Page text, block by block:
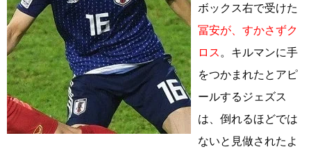
ボックス右で受けた
冨安が、すかさずク
ロス 。キルマンに手
をつかまれたとアピ
ールするジェズス
は、倒れるほどでは
ないと見做されたよ